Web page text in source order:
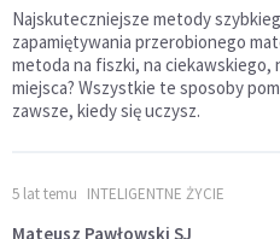
Najskuteczniejsze metody
zapamiętywania przerobionego
metoda na fiszki, na ciekawskiego,
miejsca? Wszystkie te sposoby
zawsze, kiedy się uczysz.
5 lat temu INTELIGENTNE ŻYCIE
Mateusz Pawłowski SJ